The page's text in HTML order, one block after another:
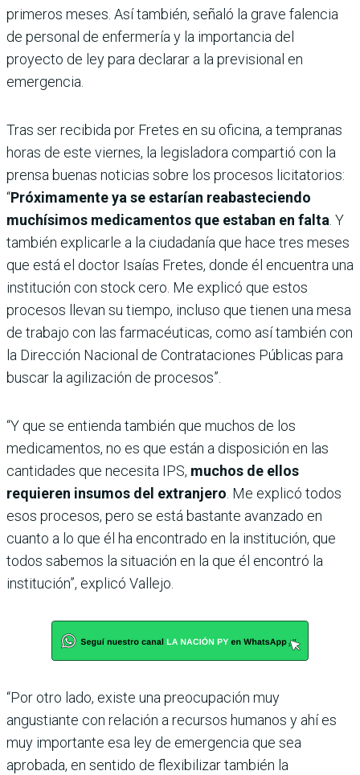
primeros meses. Así también, señaló la grave falencia
de personal de enfermería y la importancia del
proyecto de ley para declarar a la previsional en
emergencia.
Tras ser recibida por Fretes en su oficina, a tempranas
horas de este viernes, la legisladora compartió con la
prensa buenas noticias sobre los procesos licitatorios:
“Próximamente ya se estarían reabasteciendo
muchísimos medicamentos que estaban en falta. Y
también explicarle a la ciudadanía que hace tres meses
que está el doctor Isaías Fretes, donde él encuentra una
institución con stock cero. Me explicó que estos
procesos llevan su tiempo, incluso que tienen una mesa
de trabajo con las farmacéuticas, como así también con
la Dirección Nacional de Contrataciones Públicas para
buscar la agilización de procesos”.
“Y que se entienda también que muchos de los
medicamentos, no es que están a disposición en las
cantidades que necesita IPS, muchos de ellos
requieren insumos del extranjero. Me explicó todos
esos procesos, pero se está bastante avanzado en
cuanto a lo que él ha encontrado en la institución, que
todos sabemos la situación en la que él encontró la
institución”, explicó Vallejo.
“Por otro lado, existe una preocupación muy
angustiante con relación a recursos humanos y ahí es
muy importante esa ley de emergencia que sea
aprobada, en sentido de flexibilizar también la